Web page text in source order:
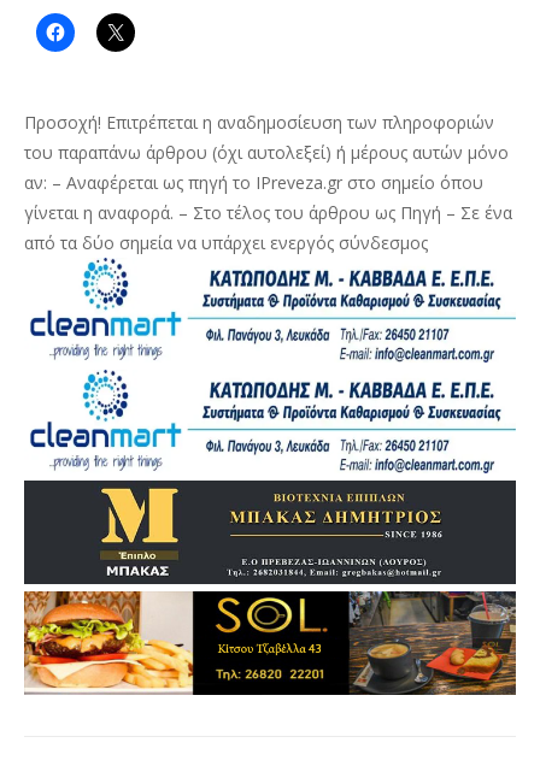
Προσοχή! Επιτρέπεται η αναδημοσίευση των πληροφοριών
του παραπάνω άρθρου (όχι αυτολεξεί) ή μέρους αυτών μόνο
αν: – Αναφέρεται ως πηγή το IPreveza.gr στο σημείο όπου
γίνεται η αναφορά. – Στο τέλος του άρθρου ως Πηγή – Σε ένα
από τα δύο σημεία να υπάρχει ενεργός σύνδεσμος